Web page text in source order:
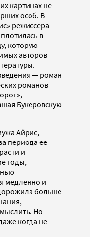
картинах не
особ. В
режиссера
в
которую
авторов
— роман
романов
Букеровскую
Айрис,
периода ее
и
годы,
медленно и
больше
Но
когда не